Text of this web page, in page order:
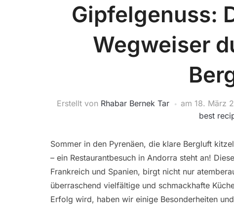
Gipfelgenuss:
Wegweiser
Erstellt von Rhabar Bernek Tar am 18. März
best
Sommer in den Pyrenäen, die klare Bergluft
– ein Restaurantbesuch in Andorra steht an!
Frankreich und Spanien, birgt nicht nur
überraschend vielfältige und schmackhafte
Erfolg wird, haben wir einige Besonderheiten